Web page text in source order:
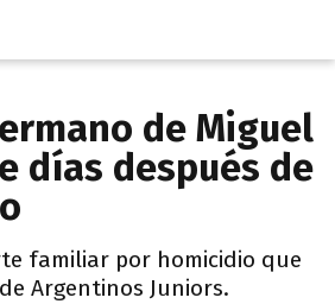
de Miguel
días después de
familiar por homicidio que
Argentinos Juniors.